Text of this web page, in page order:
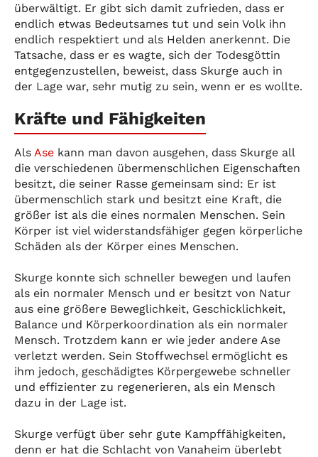
überwältigt. Er gibt sich damit zufrieden, dass er
endlich etwas Bedeutsames tut und sein Volk ihn
endlich respektiert und als Helden anerkennt. Die
Tatsache, dass er es wagte, sich der Todesgöttin
entgegenzustellen, beweist, dass Skurge auch in
der Lage war, sehr mutig zu sein, wenn er es wollte.
Kräfte und Fähigkeiten
Als Ase kann man davon ausgehen, dass Skurge all
die verschiedenen übermenschlichen Eigenschaften
besitzt, die seiner Rasse gemeinsam sind: Er ist
übermenschlich stark und besitzt eine Kraft, die
größer ist als die eines normalen Menschen. Sein
Körper ist viel widerstandsfähiger gegen körperliche
Schäden als der Körper eines Menschen.
Skurge konnte sich schneller bewegen und laufen
als ein normaler Mensch und er besitzt von Natur
aus eine größere Beweglichkeit, Geschicklichkeit,
Balance und Körperkoordination als ein normaler
Mensch. Trotzdem kann er wie jeder andere Ase
verletzt werden. Sein Stoffwechsel ermöglicht es
ihm jedoch, geschädigtes Körpergewebe schneller
und effizienter zu regenerieren, als ein Mensch
dazu in der Lage ist.
Skurge verfügt über sehr gute Kampffähigkeiten,
denn er hat die Schlacht von Vanaheim überlebt